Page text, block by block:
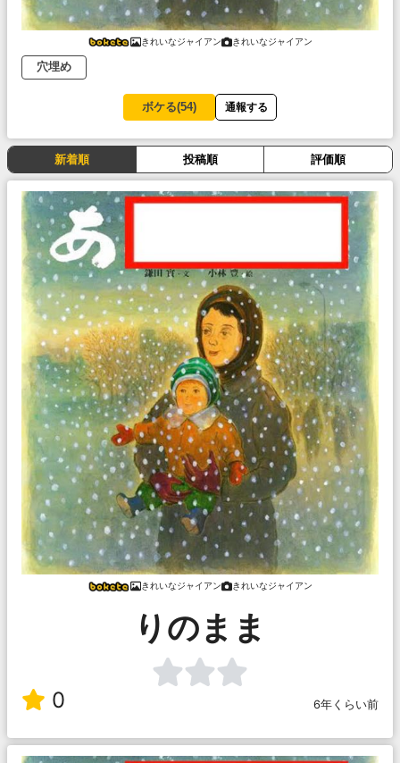
きれいなジャイアン きれいなジャイアン
穴埋め
ボケる(54) 通報する
新着順 投稿順 評価順
きれいなジャイアン きれいなジャイアン
りのまま
0 6年くらい前